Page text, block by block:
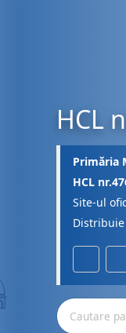
HCL
Primăria
HCL
Site-ul